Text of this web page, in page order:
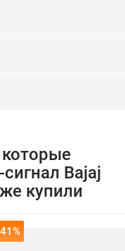
Bajaj
купили